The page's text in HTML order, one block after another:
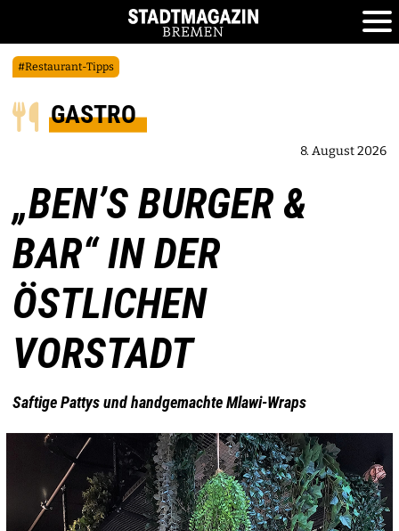
#Restaurant-Tipps
GASTRO
8. August 2026
„BEN’S BURGER &
BAR“ IN DER
ÖSTLICHEN
VORSTADT
Saftige Pattys und handgemachte Mlawi-Wraps